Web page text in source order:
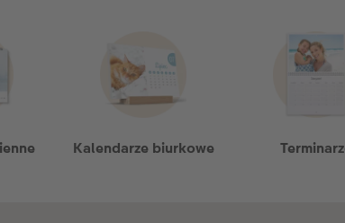
Kalendarze biurkowe